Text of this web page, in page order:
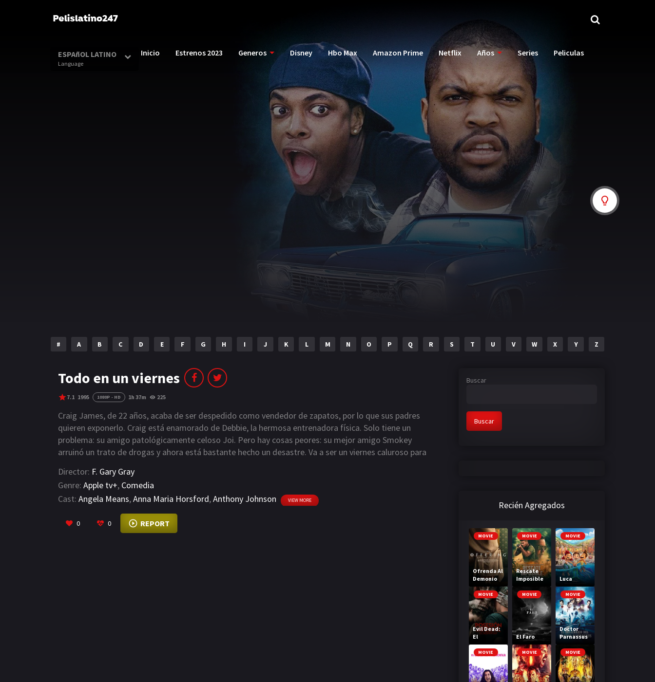
Inicio Estrenos 2023 Generos Disney Hbo Max Amazon Prime Netflix Años Series Peliculas
ESPAñOL LATINO
Language
# A B C D E F G H I J K L M N O P Q R S T U V W X Y Z
Todo en un viernes
7.1 1995 1080P - HD 1h 37m 225
Craig James, de 22 años, acaba de ser despedido como vendedor de zapatos, por lo que sus padres
quieren exponerlo. Craig está enamorado de Debbie, la hermosa entrenadora física. Solo tiene un
problema: su amigo patológicamente celoso Joi. Pero hay cosas peores: su mejor amigo Smokey
arruinó un trato de drogas y ahora está bastante hecho un desastre. Va a ser un viernes caluroso para
a Debbie y, para colmo, sobrevivir a una discusión con el poderoso musculoso Deebo.
Director: F. Gary Gray
Genre: Apple tv+, Comedia
Cast: Angela Means,Anna Maria Horsford,Anthony Johnson VIEW MORE
0 0 REPORT
Buscar
Buscar
Recién Agregados
MOVIE
Ofrenda Al
Demonio
MOVIE
Rescate
Imposible
MOVIE
Luca
MOVIE
Evil Dead:
El
despertar
MOVIE
El Faro
MOVIE
Doctor
Parnassus
MOVIE MOVIE MOVIE